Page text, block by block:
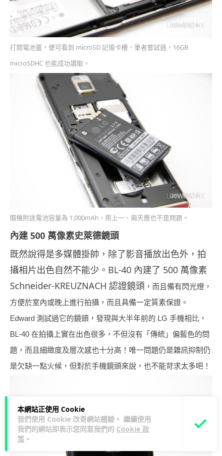
本網站正使用 Cookie
我們使用 Cookie 改善網站體驗。 繼續使用
我們的網站即表示您同意我們的 Cookie 政
策 。
打開電池蓋，便可看到 microSD 記憶卡槽，筆者嘗試過，16GB
microSDHC 也能成功讀取。
隨機附送電池容量為 1,000mAh，用上一、兩天應也不是問題。
內建 500 萬像素史萊德鏡頭
既然說得是多媒體掛帥，除了影音播放出色外，拍
攝相片出色自然不能少。BL-40 內建了 500 萬像素
Schneider-KREUZNACH 認證鏡頭 ，而且備有閃光燈，
方便於室內或晚上進行拍攝，而且具備一定質素保證。
Edward 測試過它的鏡頭，發現與大半年前的 LG 手機相比，
BL-40 在拍攝上實在出色很多，不但沒有「傳統」偏藍色的問
題，而且細緻度及層次感也十分高！唯一問題仍是雜訊抑制仍
是欠缺一點火候，但對於手機鏡頭來說，也不能苛求太多吧！